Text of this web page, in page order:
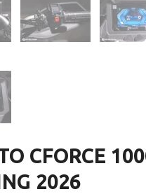
CFORCE
2026